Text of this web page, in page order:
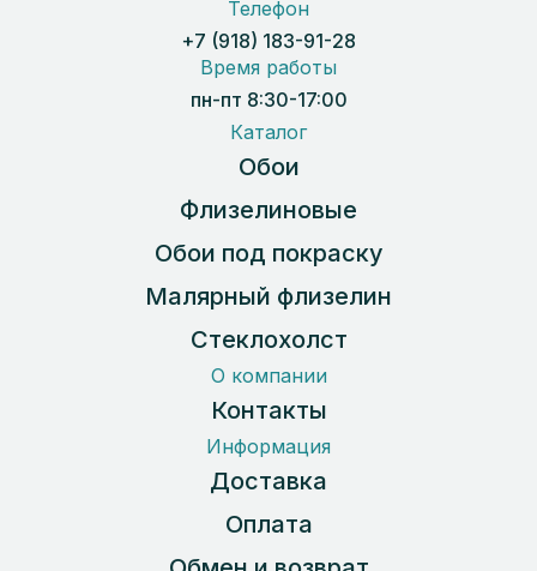
Телефон
+7 (918) 183-91-28
Время работы
пн-пт 8:30-17:00
Каталог
Обои
Флизелиновые
Обои под покраску
Малярный флизелин
Стеклохолст
О компании
Контакты
Информация
Доставка
Оплата